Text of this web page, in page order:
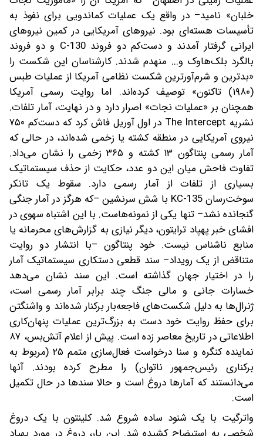
خلبان» نامید‌– در واقع یک عملیات کماندویی برای نفوذ به
تأسیسات هسته‌ای بود. نیروهای آمریکایی در کمین نیروهای
ایرانی گرفتار آمدند و دست‌کم دو فروند C-130 و دو فروند
بالگرد بلک‌هاوک و‌... منهدم شدند. کارشناسان این شکست را
«بدترین و شرم‌آورترین شکست نظامی آمریکا از عملیات طبس
(۱۹۸۰) تاکنون» توصیف کرده‌اند. اما روایت رسمی آمریکا
همچنان بر «عملیات نجات» اصرار دارد و در نهایت، آمار تلفات.
نشریه The Intercept در اول آوریل فاش کرد که دست‌کم ۷۵۰
نیروی آمریکایی در منطقه کشته یا زخمی شده‌اند، در حالی که
آمار رسمی پنتاگون ۱۳ کشته و ۳۶۵ زخمی را نشان می‌داد.
تفاوت فاحش میان این دو عدد، حکایت از حذف سیستماتیک
بسیاری از تلفات از آمار رسمی دارد. سقوط یک تانکر
سوخت‌رسان KC-135 با شش سرنشین –‌که هرگز در آمار جنگی
گنجانده نشد‌– تنها یکی از نمونه‌هاست. با این اشتباه سهوی در
افشای خبر پهپاد ترایتون، دیگر نیازی به گزارش‌های محرمانه یا
منابع ناشناس نیست. خود پنتاگون –‌با انتشار دو روایت
متناقض از یک رویداد‌– سند قطعی دستکاری سیستماتیک آمار
را در اختیار جهان گذاشته است. این سند نشان می‌دهد
خسارات جانی و مالی جنگ چند برابر آمار رسمی است،
ژنرال‌ها به دلیل شکست‌های فاجعه‌بار برکنار شده‌اند و واشنگتن
برای حفظ روایت خود دست به بزرگ‌ترین عملیات پنهان‌کاری
اطلاعاتی در تاریخ معاصر زده است. پیش از اعلام آتش‌بس، ۸۷
نماینده کنگره و سنا درخواست فعال‌سازی متمم ۲۵ (مربوط به
برکناری رئیس‌جمهور ناتوان) را مطرح کرده بودند. آنها
می‌دانستند که آمارها دروغ است و حالا سند‌ها در حال تکمیل
است.
واترگیت با یک شنود ساده شروع شد. کلینتون با یک دروغ